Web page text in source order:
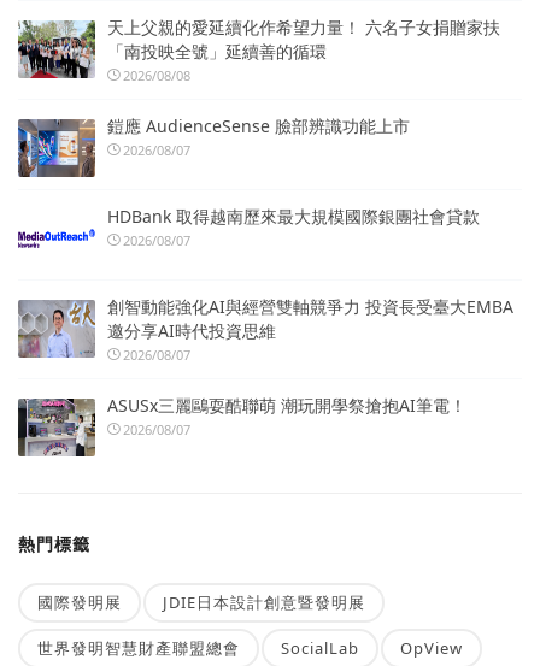
天上父親的愛延續化作希望力量！ 六名子女捐贈家扶
「南投映全號」延續善的循環
2026/08/08
鎧應 AudienceSense 臉部辨識功能上市
2026/08/07
HDBank 取得越南歷來最大規模國際銀團社會貸款
2026/08/07
創智動能強化AI與經營雙軸競爭力 投資長受臺大EMBA
邀分享AI時代投資思維
2026/08/07
ASUSx三麗鷗耍酷聯萌 潮玩開學祭搶抱AI筆電！
2026/08/07
熱門標籤
國際發明展 JDIE日本設計創意暨發明展
世界發明智慧財產聯盟總會 SocialLab OpView